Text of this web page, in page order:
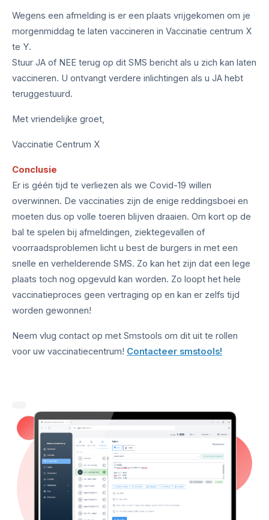
Wegens een afmelding is er een plaats vrijgekomen om je
morgenmiddag te laten vaccineren in Vaccinatie centrum X
te Y.
Stuur JA of NEE terug op dit SMS bericht als u zich kan laten
vaccineren. U ontvangt verdere inlichtingen als u JA hebt
teruggestuurd.
Met vriendelijke groet,
Vaccinatie Centrum X
Conclusie
Er is géén tijd te verliezen als we Covid-19 willen
overwinnen. De vaccinaties zijn de enige reddingsboei en
moeten dus op volle toeren blijven draaien. Om kort op de
bal te spelen bij afmeldingen, ziektegevallen of
voorraadsproblemen licht u best de burgers in met een
snelle en verhelderende SMS. Zo kan het zijn dat een lege
plaats toch nog opgevuld kan worden. Zo loopt het hele
vaccinatieproces geen vertraging op en kan er zelfs tijd
worden gewonnen!
Neem vlug contact op met Smstools om dit uit te rollen
voor uw vaccinatiecentrum! Contacteer smstools!